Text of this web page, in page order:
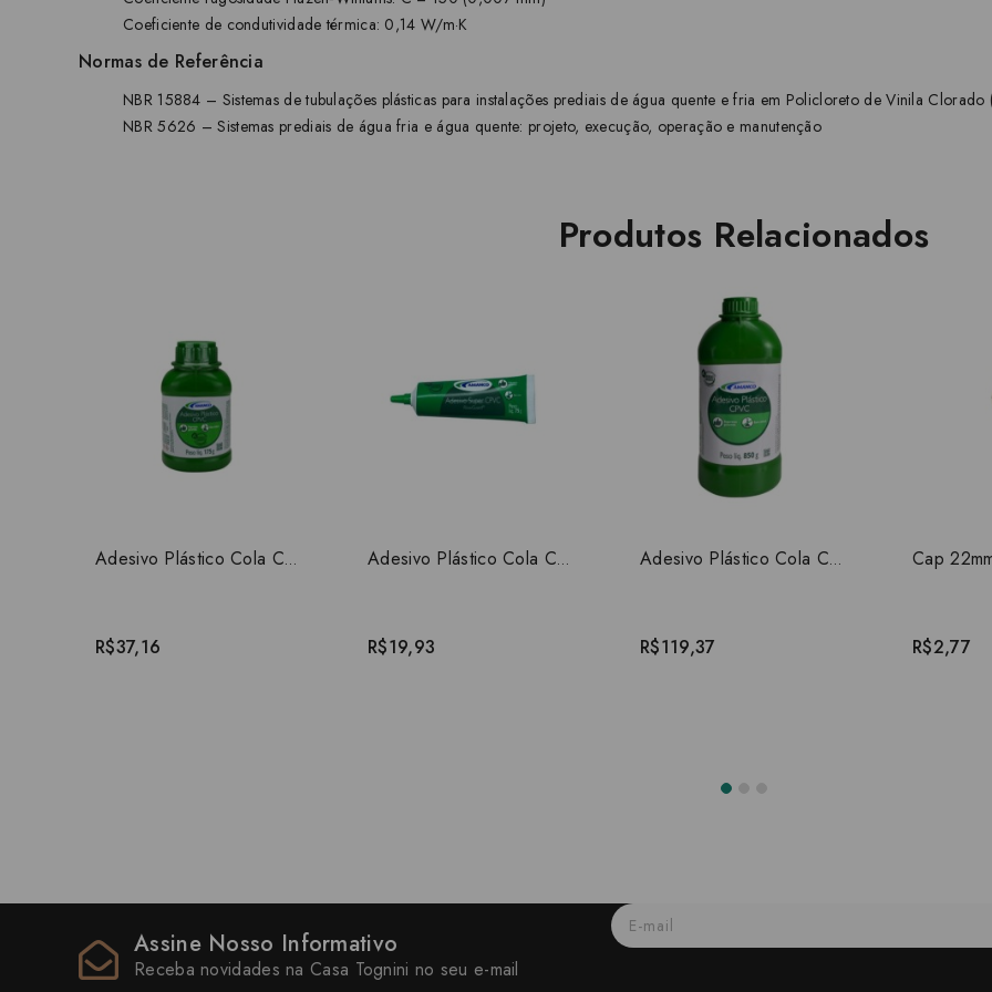
Coeficiente de condutividade térmica: 0,14 W/m·K
Normas de Referência
NBR 15884 – Sistemas de tubulações plásticas para instalações prediais de água quente e fria em Policloreto de Vinila Clorado
NBR 5626 – Sistemas prediais de água fria e água quente: projeto, execução, operação e manutenção
Produtos Relacionados
Adesivo Plástico Cola CPVC 175G
R$37,16
Adesivo Plástico Cola CPVC 75G
R$19,93
Adesivo Plástico Cola CPVC 850G
R$119,37 R$2,77
Assine Nosso Informativo
Receba novidades na Casa Tognini no seu e-mail